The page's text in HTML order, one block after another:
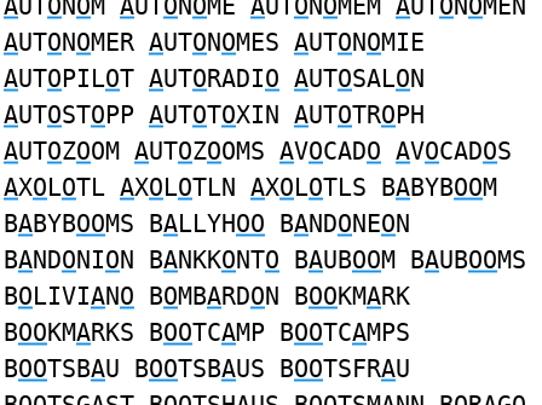
AUTONOM AUTONOME AUTONOMEM AUTONOMEN
AUTONOMER AUTONOMES AUTONOMIE
AUTOPILOT AUTORADIO AUTOSALON
AUTOSTOPP AUTOTOXIN AUTOTROPH
AUTOZOOM AUTOZOOMS AVOCADO AVOCADOS
AXOLOTL AXOLOTLN AXOLOTLS BABYBOOM
BABYBOOMS BALLYHOO BANDONEON
BANDONION BANKKONTO BAUBOOM BAUBOOMS
BOLIVIANO BOMBARDON BOOKMARK
BOOKMARKS BOOTCAMP BOOTCAMPS
BOOTSBAU BOOTSBAUS BOOTSFRAU